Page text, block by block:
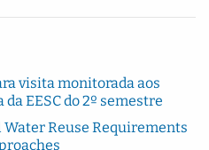
visita monitorada aos
EESC do 2º semestre
Reuse Requirements